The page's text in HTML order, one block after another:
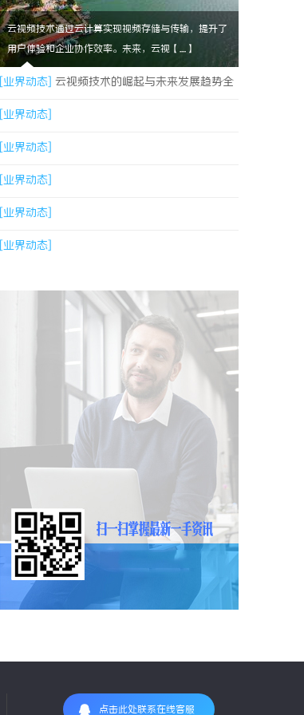
云视频技术通过云计算实现视频存储与传输，提升了
用户体验和企业协作效率。未来，云视【....】
[业界动态] 云视频技术的崛起与未来发展趋势全
面解析
[业界动态]
[业界动态]
[业界动态]
[业界动态]
[业界动态]
点击此处联系在线客服